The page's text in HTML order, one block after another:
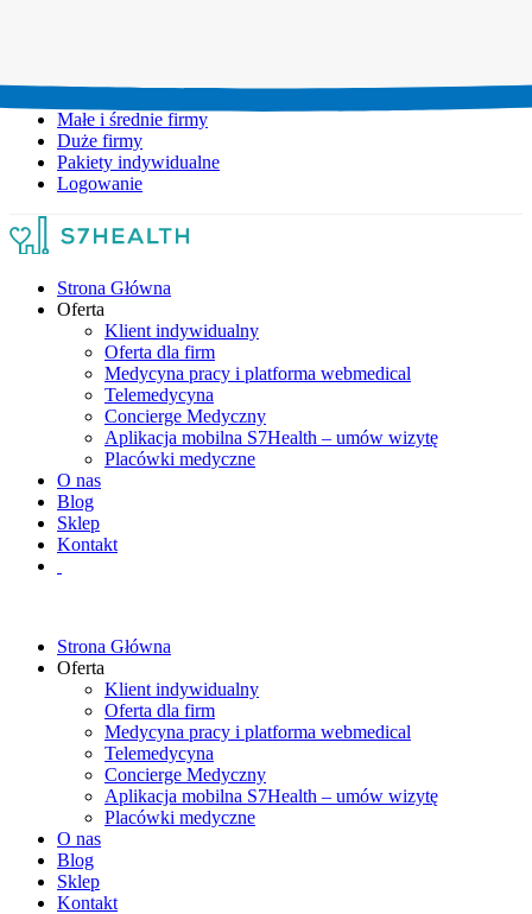
Małe i średnie firmy
Duże firmy
Pakiety indywidualne
Logowanie
Strona Główna
Oferta
Klient indywidualny
Oferta dla firm
Medycyna pracy i platforma webmedical
Telemedycyna
Concierge Medyczny
Aplikacja mobilna S7Health – umów wizytę
Placówki medyczne
O nas
Blog
Sklep
Kontakt
Strona Główna
Oferta
Klient indywidualny
Oferta dla firm
Medycyna pracy i platforma webmedical
Telemedycyna
Concierge Medyczny
Aplikacja mobilna S7Health – umów wizytę
Placówki medyczne
O nas
Blog
Sklep
Kontakt